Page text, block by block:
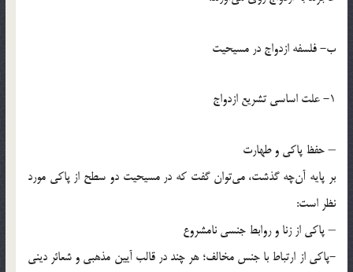
ب- فلسفه ازدواج در مسيحيت
1- علت اساسي تشريع ازدواج
– حفظ پاكي و طهارت
بر پايه آن‌چه گذشت، مي‌توان گفت كه در مسيحيت دو سطح از پاكي مورد
نظر است:
– پاكي از زنا و روابط جنسي نامشروع
-پاكي از ارتباط با جنس مخالف؛ هر چند در قالب آيين مذهبي و شعائر ديني